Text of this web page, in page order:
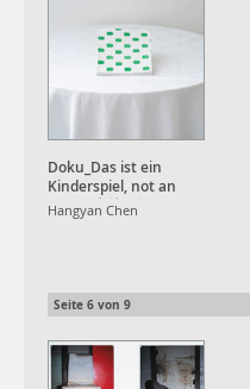
Doku_Das ist ein
Kinderspiel, not an
Apple, 也就⼋年
Hangyan Chen
Seite 6 von 9